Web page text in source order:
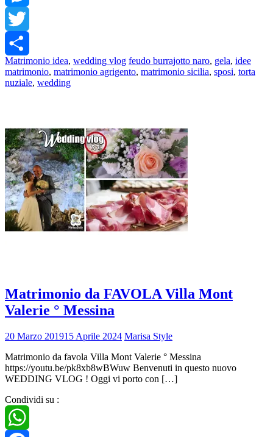
Messenger
Twitter
Share
Matrimonio idea, wedding vlog feudo burrajotto naro, gela, idee
matrimonio, matrimonio agrigento, matrimonio sicilia, sposi, torta
nuziale, wedding
Matrimonio da FAVOLA Villa Mont
Valerie ° Messina
20 Marzo 201915 Aprile 2024 Marisa Style
Matrimonio da favola Villa Mont Valerie ° Messina
https://youtu.be/pk8xb8wBWuw Benvenuti in questo nuovo
WEDDING VLOG ! Oggi vi porto con […]
Condividi su :